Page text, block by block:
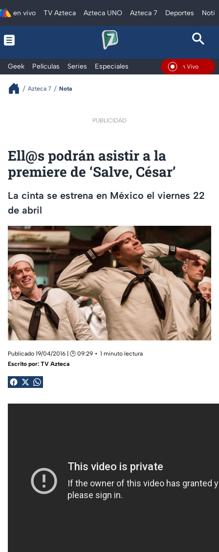
en vivo TV Azteca Azteca UNO Azteca 7 Deportes
Geek Películas Series Especiales En Vivo
Azteca 7 Nota
PUBLICIDAD
Ell@s podrán asistir a la
premiere de ‘Salve, César’
La cinta se estrena en México el viernes 22
de abril
Publicado 19/04/2016 | 🕑 09:29
1 minuto lectura
Escrito por: TV Azteca